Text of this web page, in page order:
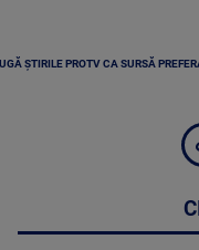
ȘTIRILE PROTV CA SURSĂ